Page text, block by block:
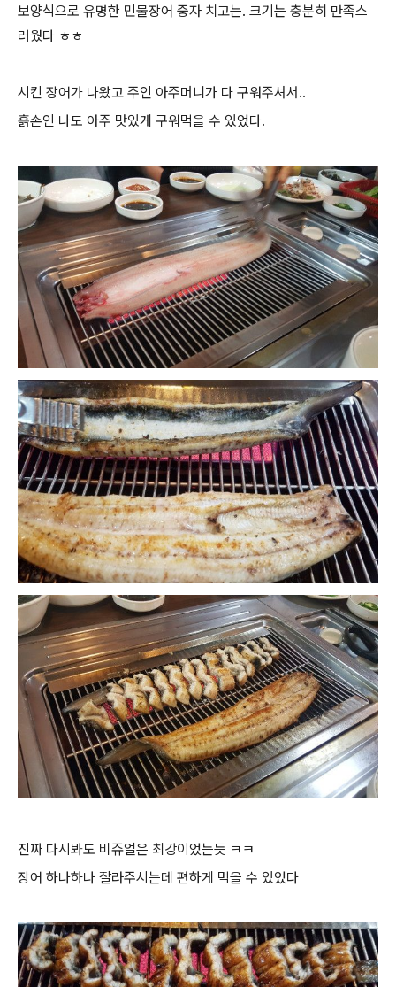
보양식으로 유명한 민물장어 중자 치고는. 크기는 충분히 만족스
러웠다 ㅎㅎ
시킨 장어가 나왔고 주인 아주머니가 다 구워주셔서..
흙손인 나도 아주 맛있게 구워먹을 수 있었다.
진짜 다시봐도 비쥬얼은 최강이었는듯 ㅋㅋ
장어 하나하나 잘라주시는데 편하게 먹을 수 있었다